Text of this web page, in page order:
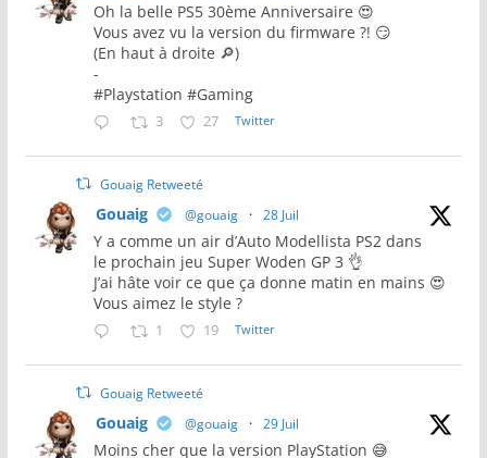
Oh la belle PS5 30ème Anniversaire 😍
Vous avez vu la version du firmware ?! 😏
(En haut à droite 🔎)
-
#Playstation #Gaming
3 27 Twitter
Gouaig Retweeté
Gouaig @gouaig · 28 Juil
Y a comme un air d’Auto Modellista PS2 dans
le prochain jeu Super Woden GP 3 👌
J’ai hâte voir ce que ça donne matin en mains 😍
Vous aimez le style ?
1 19 Twitter
Gouaig Retweeté
Gouaig @gouaig · 29 Juil
Moins cher que la version PlayStation 😅